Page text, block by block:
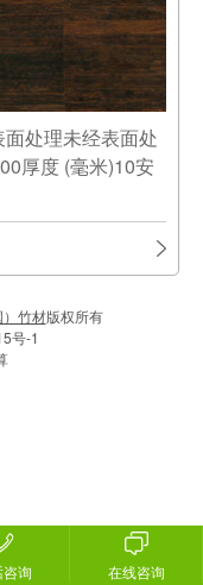
处理未经表面处
厚度 (毫米)10安
询 在线咨询
竹材版权所有
号-1